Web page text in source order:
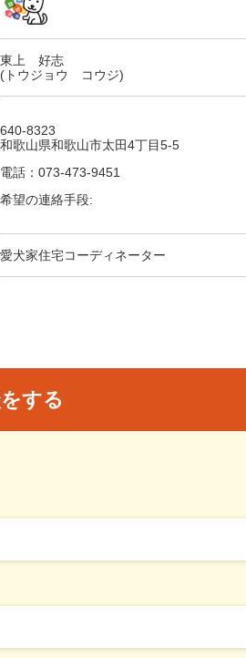
東上 好志
(トウジョウ コウジ)
640-8323
和歌山県和歌山市太田4丁目5-5
電話：073-473-9451
希望の連絡手段:
愛犬家住宅コーディネーター
する